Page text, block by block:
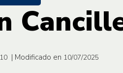
| Modificado en 10/07/2025